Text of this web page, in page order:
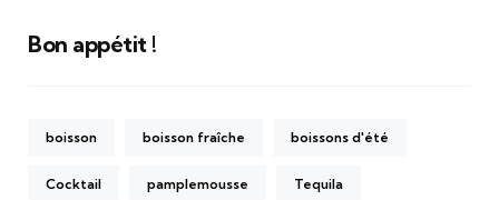
Bon appétit !
boisson boisson fraîche boissons d'été
Cocktail pamplemousse Tequila